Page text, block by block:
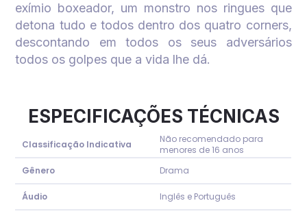
exímio boxeador, um monstro nos ringues que
detona tudo e todos dentro dos quatro corners,
descontando em todos os seus adversários
todos os golpes que a vida lhe dá.
ESPECIFICAÇÕES TÉCNICAS
Classificação Indicativa
Não recomendado para
menores de 16 anos
Gênero
Drama
Áudio Inglês e Português